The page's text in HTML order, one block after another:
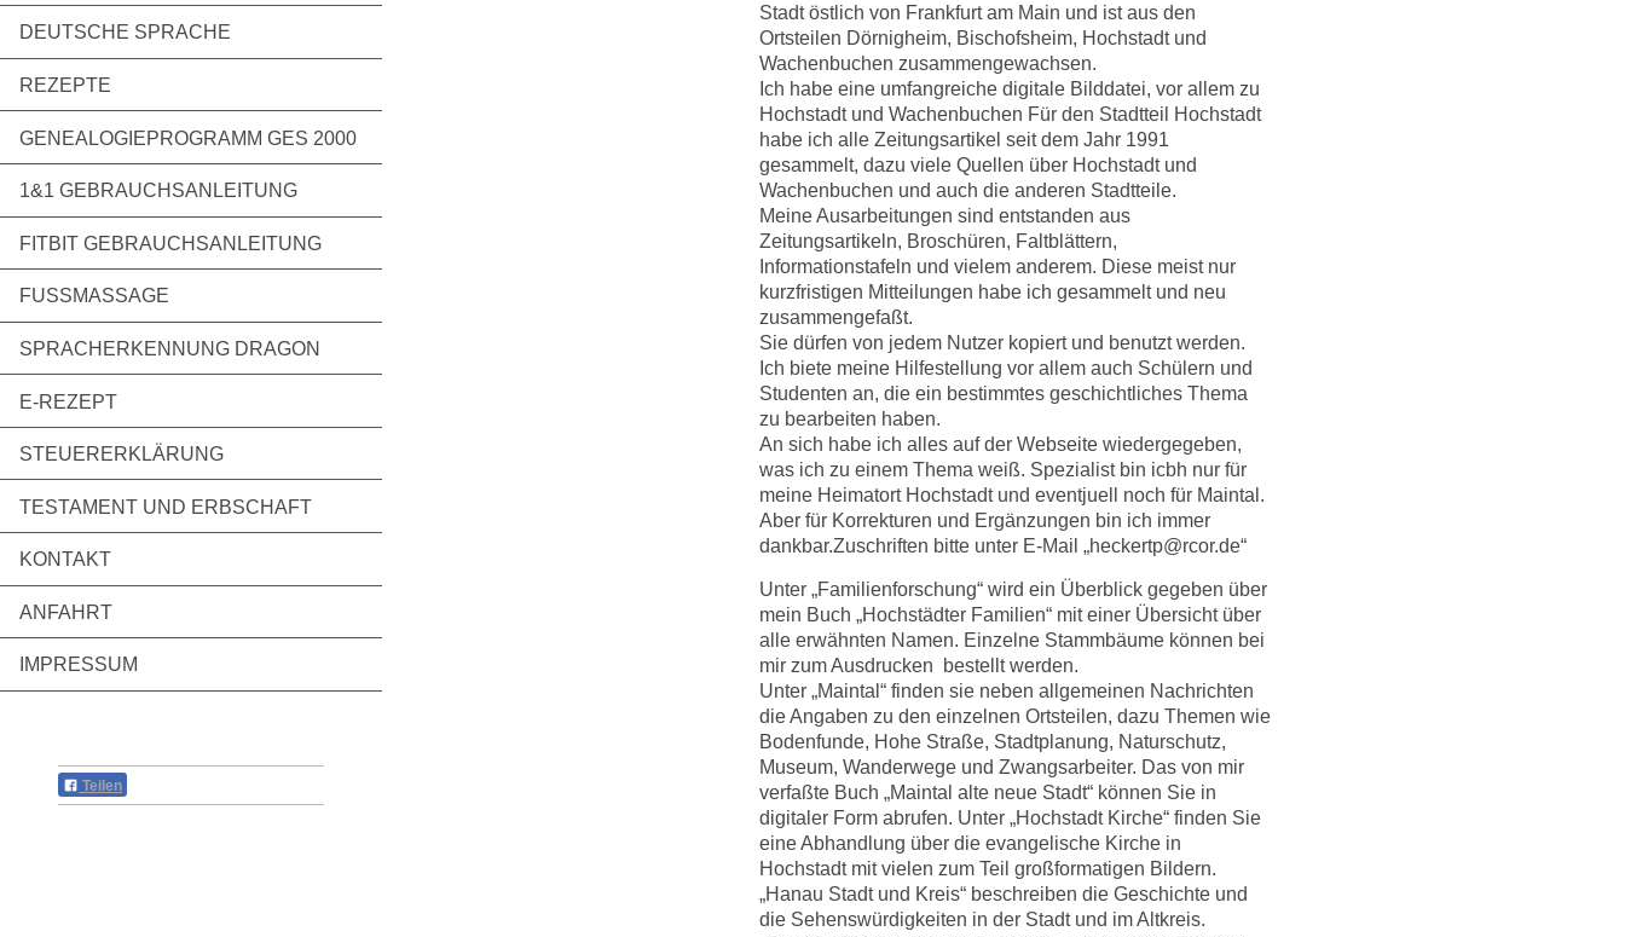
DEUTSCHE SPRACHE
REZEPTE
GENEALOGIEPROGRAMM GES 2000
1&1 GEBRAUCHSANLEITUNG
FITBIT GEBRAUCHSANLEITUNG
FUSSMASSAGE
SPRACHERKENNUNG DRAGON
E-REZEPT
STEUERERKLÄRUNG
TESTAMENT UND ERBSCHAFT
KONTAKT
ANFAHRT
IMPRESSUM
Teilen
Stadt östlich von Frankfurt am Main und ist aus den
Ortsteilen Dörnigheim, Bischofsheim, Hochstadt und
Wachenbuchen zusammengewachsen.
Ich habe eine umfangreiche digitale Bilddatei, vor allem zu
Hochstadt und Wachenbuchen Für den Stadtteil Hochstadt
habe ich alle Zeitungsartikel seit dem Jahr 1991
gesammelt, dazu viele Quellen über Hochstadt und
Wachenbuchen und auch die anderen Stadtteile.
Meine Ausarbeitungen sind entstanden aus
Zeitungsartikeln, Broschüren, Faltblättern,
Informationstafeln und vielem anderem. Diese meist nur
kurzfristigen Mitteilungen habe ich gesammelt und neu
zusammengefaßt.
Sie dürfen von jedem Nutzer kopiert und benutzt werden.
Ich biete meine Hilfestellung vor allem auch Schülern und
Studenten an, die ein bestimmtes geschichtliches Thema
zu bearbeiten haben.
An sich habe ich alles auf der Webseite wiedergegeben,
was ich zu einem Thema weiß. Spezialist bin icbh nur für
meine Heimatort Hochstadt und eventjuell noch für Maintal.
Aber für Korrekturen und Ergänzungen bin ich immer
dankbar.Zuschriften bitte unter E-Mail „heckertp@rcor.de“
Unter „Familienforschung“ wird ein Überblick gegeben über
mein Buch „Hochstädter Familien“ mit einer Übersicht über
alle erwähnten Namen. Einzelne Stammbäume können bei
mir zum Ausdrucken bestellt werden.
Unter „Maintal“ finden sie neben allgemeinen Nachrichten
die Angaben zu den einzelnen Ortsteilen, dazu Themen wie
Bodenfunde, Hohe Straße, Stadtplanung, Naturschutz,
Museum, Wanderwege und Zwangsarbeiter. Das von mir
verfaßte Buch „Maintal alte neue Stadt“ können Sie in
digitaler Form abrufen. Unter „Hochstadt Kirche“ finden Sie
eine Abhandlung über die evangelische Kirche in
Hochstadt mit vielen zum Teil großformatigen Bildern.
„Hanau Stadt und Kreis“ beschreiben die Geschichte und
die Sehenswürdigkeiten in der Stadt und im Altkreis.